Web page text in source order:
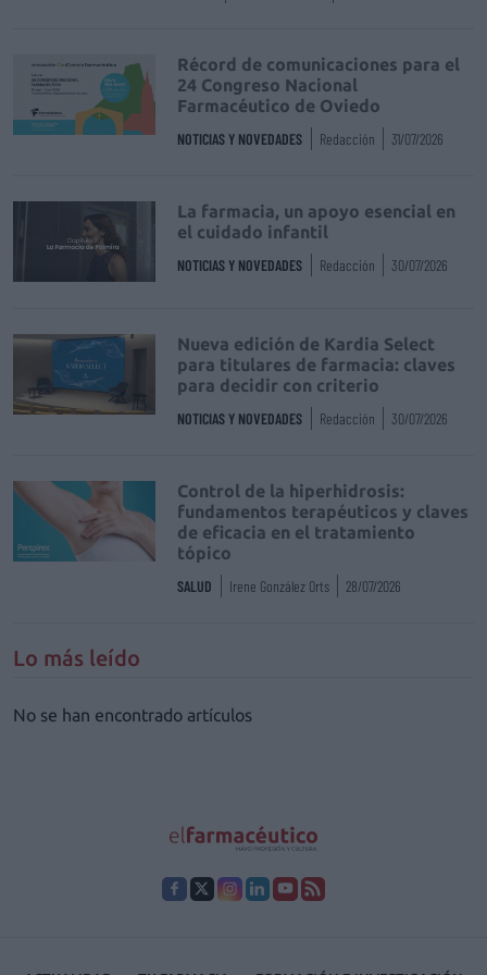
Récord de comunicaciones para el
24 Congreso Nacional
Farmacéutico de Oviedo
NOTICIAS Y NOVEDADES Redacción 31/07/2026
La farmacia, un apoyo esencial en
el cuidado infantil
NOTICIAS Y NOVEDADES Redacción 30/07/2026
Nueva edición de Kardia Select
para titulares de farmacia: claves
para decidir con criterio
NOTICIAS Y NOVEDADES Redacción 30/07/2026
Control de la hiperhidrosis:
fundamentos terapéuticos y claves
de eficacia en el tratamiento
tópico
SALUD Irene González Orts 28/07/2026
Lo más leído
No se han encontrado artículos